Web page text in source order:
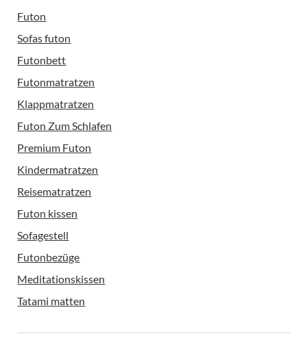
Futon
Sofas futon
Futonbett
Futonmatratzen
Klappmatratzen
Futon Zum Schlafen
Premium Futon
Kindermatratzen
Reisematratzen
Futon kissen
Sofagestell
Futonbezüge
Meditationskissen
Tatami matten